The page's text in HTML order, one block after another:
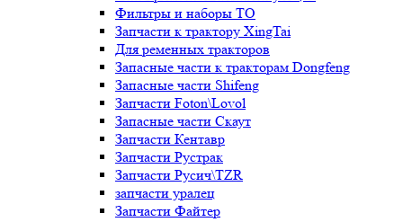
Фильтры и наборы ТО
Запчасти к трактору XingTai
Для ременных тракторов
Запасные части к тракторам Dongfeng
Запасные части Shifeng
Запчасти Foton\Lovol
Запасные части Скаут
Запчасти Кентавр
Запчасти Рустрак
Запчасти Русич\TZR
запчасти уралец
Запчасти Файтер